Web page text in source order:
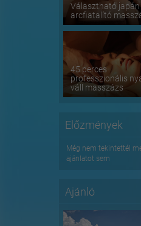
Választható japán
arcfiatalító
45 perces
professzionális
váll masszázs
Előzmények
Még nem tekintettél
ajánlatot sem
Ajánló